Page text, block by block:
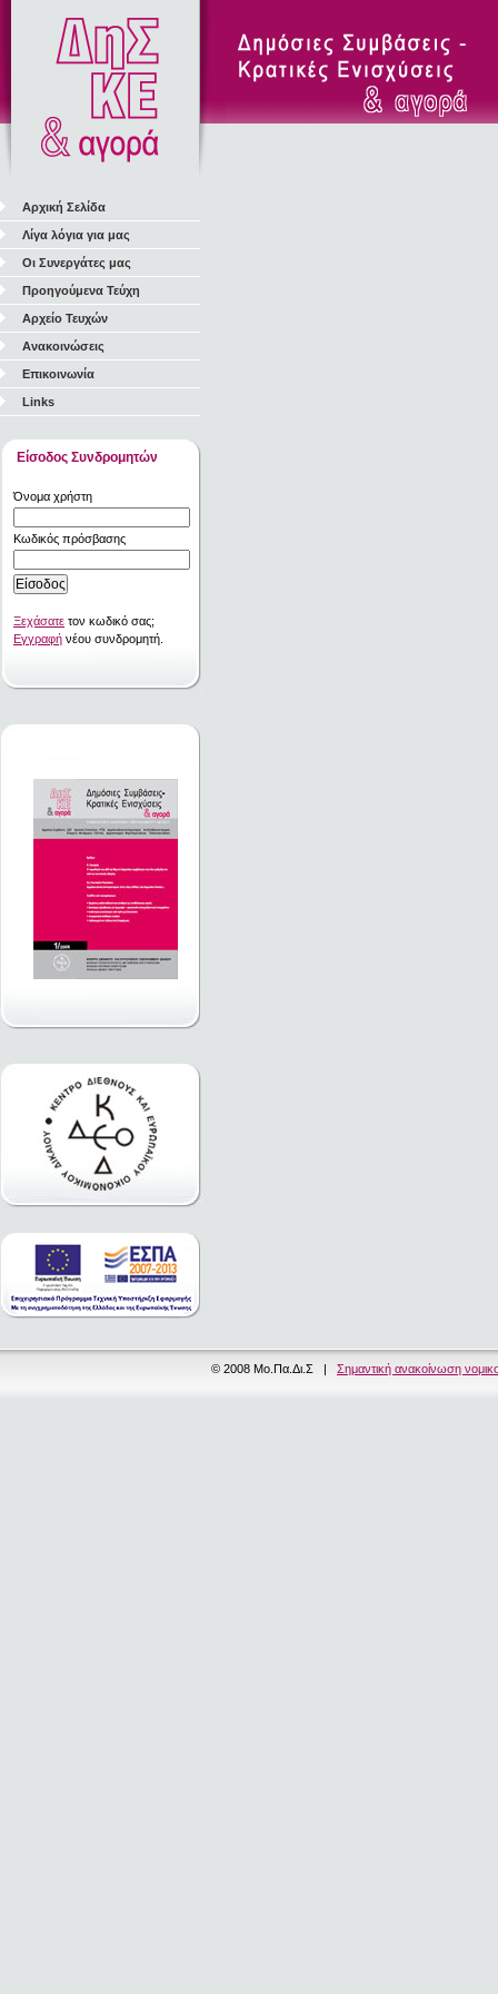
Αρχική Σελίδα
Λίγα λόγια για μας
Οι Συνεργάτες μας
Προηγούμενα Τεύχη
Αρχείο Τευχών
Ανακοινώσεις
Επικοινωνία
Links
Είσοδος Συνδρομητών
Όνομα χρήστη
Κωδικός πρόσβασης
Ξεχάσατε τον κωδικό σας;
Εγγραφή νέου συνδρομητή.
© 2008 Μο.Πα.Δι.Σ | Σημαντική ανακοίνωση